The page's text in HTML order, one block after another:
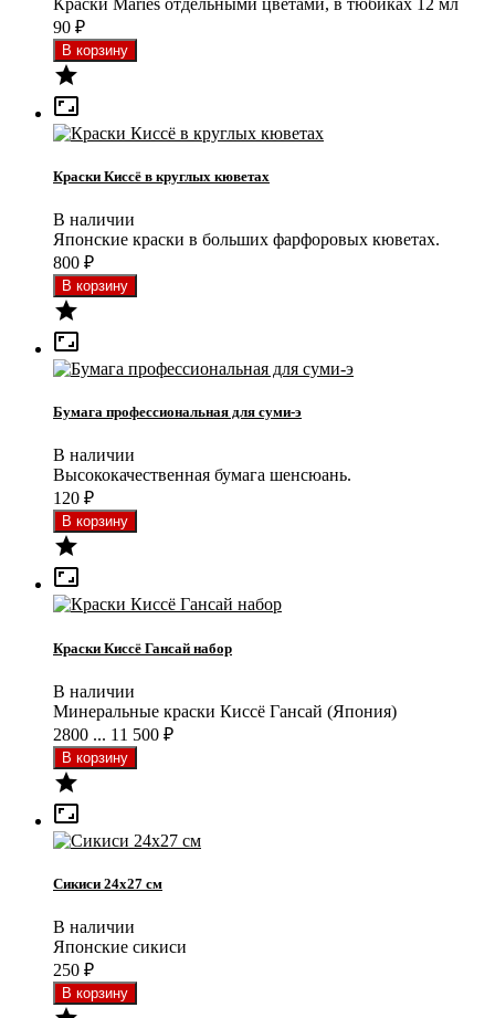
90 ₽


Краски Киссё в круглых кюветах
В наличии
Японские краски в больших фарфоровых кюветах.
800 ₽


Бумага профессиональная для суми-э
В наличии
Высококачественная бумага шенсюань.
120 ₽


Краски Киссё Гансай набор
В наличии
Минеральные краски Киссё Гансай (Япония)
2800 ... 11 500 ₽


Сикиси 24x27 см
В наличии
Японские сикиси
250 ₽